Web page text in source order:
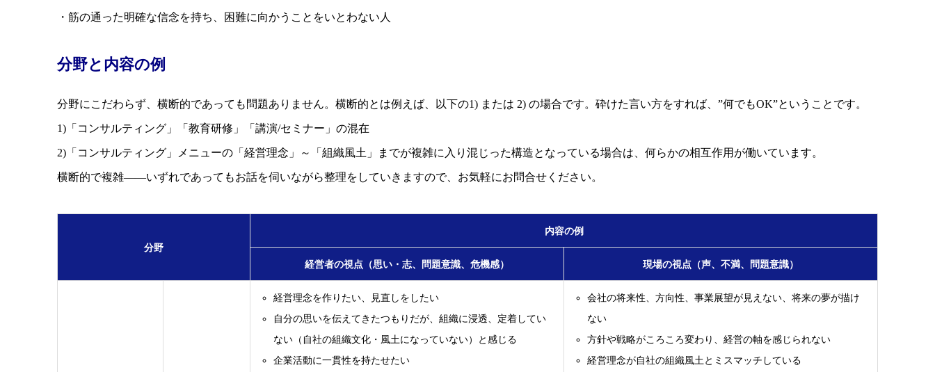
・筋の通った明確な信念を持ち、困難に向かうことをいとわない人
分野と内容の例
分野にこだわらず、横断的であっても問題ありません。横断的とは例えば、以下の1) または 2) の場合です。砕けた言い方をすれば、”何でもOK”ということです。
1)「コンサルティング」「教育研修」「講演/セミナー」の混在
2)「コンサルティング」メニューの「経営理念」～「組織風土」までが複雑に入り混じった構造となっている場合は、何らかの相互作用が働いています。
横断的で複雑――いずれであってもお話を伺いながら整理をしていきますので、お気軽にお問合せください。
分野
内容の例
経営者の視点（思い・志、問題意識、危機感） 現場の視点（声、不満、問題意識）
経営理念を作りたい、見直しをしたい
自分の思いを伝えてきたつもりだが、組織に浸透、定着してい
ない（自社の組織文化・風土になっていない）と感じる
企業活動に一貫性を持たせたい
会社の将来性、方向性、事業展望が見えない、将来の夢が描け
ない
方針や戦略がころころ変わり、経営の軸を感じられない
経営理念が自社の組織風土とミスマッチしている